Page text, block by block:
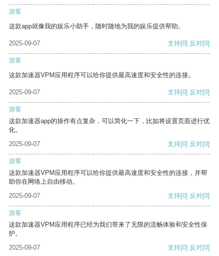
游客
这款app就像我的娱乐小助手，随时随地为我的娱乐提供帮助。
2025-09-07 支持[0] 反对[0]
游客
这款加速器VPM应用程序可以给你提供最高速度和安全性的连接。
2025-09-07 支持[0] 反对[0]
游客
这款加速器app的操作有点复杂，可以简化一下，比如将设置页面进行优
化。
2025-09-07
支持[0] 反对[0]
游客
这款加速器VPM应用程序可以给你提供最高速度和安全性的连接，并帮
助你在网络上自由移动。
2025-09-07
支持[0] 反对[0]
游客
这款加速器VPM应用程序已经为我们带来了无限的流畅体验和安全性保
护。
2025-09-07
支持[0] 反对[0]